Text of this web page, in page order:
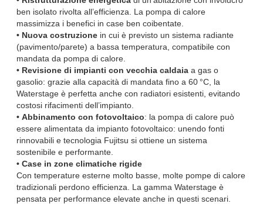
ben isolato rivolta all’efficienza. La pompa di calore
massimizza i benefici in case ben coibentate.
• Nuova costruzionein cui è previsto un sistema radiante
(pavimento/parete) a bassa temperatura, compatibile con
mandata da pompa di calore.
• Revisione di impianti con vecchia caldaiaa gas o
gasolio: grazie alla capacità di mandata fino a 60 °C, la
Waterstage è perfetta anche con radiatori esistenti, evitando
costosi rifacimenti dell’impianto.
• Abbinamento con fotovoltaico: la pompa di calore può
essere alimentata da impianto fotovoltaico: unendo fonti
rinnovabili e tecnologia Fujitsu si ottiene un sistema
sostenibile e performante.
• Case in zone climatiche rigide
Con temperature esterne molto basse, molte pompe di calore
tradizionali perdono efficienza. La gamma Waterstage è
pensata per performance elevate anche in questi scenari.